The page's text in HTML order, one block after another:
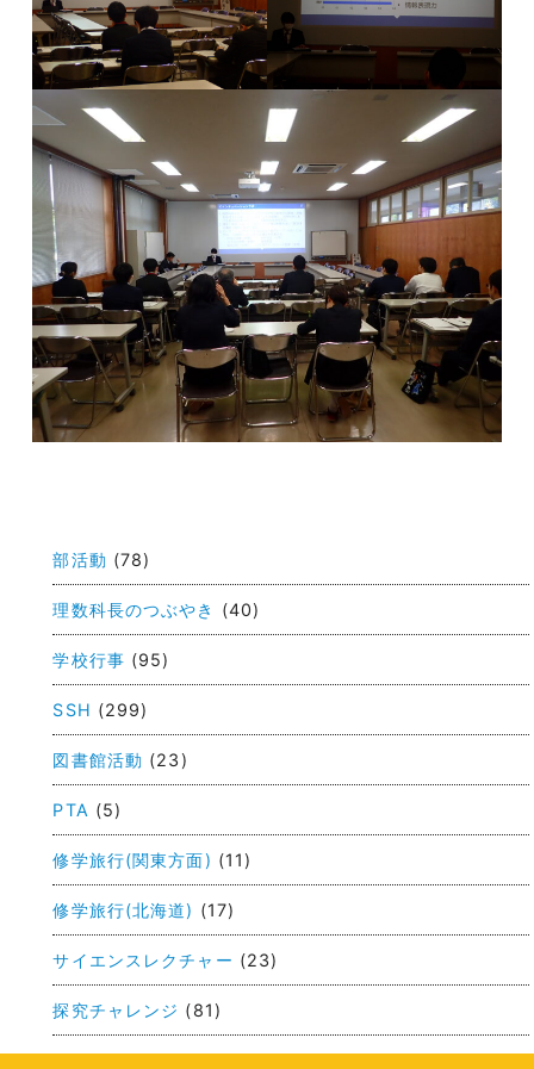
ナ
ビ
ゲ
ー
シ
ョ
ン
部活動 (78)
理数科長のつぶやき (40)
学校行事 (95)
SSH (299)
図書館活動 (23)
PTA (5)
修学旅行(関東方面) (11)
修学旅行(北海道) (17)
サイエンスレクチャー (23)
探究チャレンジ (81)